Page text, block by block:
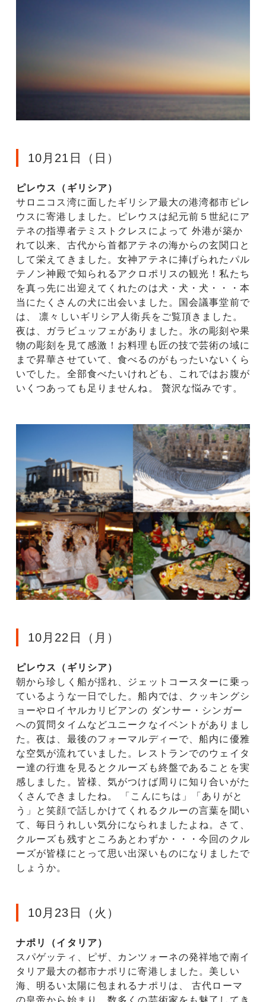
10月21日（日）
ピレウス（ギリシア）
サロニコス湾に面したギリシア最大の港湾都市ピレ
ウスに寄港しました。ピレウスは紀元前５世紀にア
テネの指導者テミストクレスによって 外港が築か
れて以来、古代から首都アテネの海からの玄関口と
して栄えてきました。女神アテネに捧げられたパル
テノン神殿で知られるアクロポリスの観光！私たち
を真っ先に出迎えてくれたのは犬・犬・犬・・・本
当にたくさんの犬に出会いました。国会議事堂前で
は、 凛々しいギリシア人衛兵をご覧頂きました。
夜は、ガラビュッフェがありました。氷の彫刻や果
物の彫刻を見て感激！お料理も匠の技で芸術の域に
まで昇華させていて、食べるのがもったいないくら
いでした。全部食べたいけれども、これではお腹が
いくつあっても足りませんね。 贅沢な悩みです。
10月22日（月）
ピレウス（ギリシア）
朝から珍しく船が揺れ、ジェットコースターに乗っ
ているような一日でした。船内では、クッキングシ
ョーやロイヤルカリビアンの ダンサー・シンガー
への質問タイムなどユニークなイベントがありまし
た。夜は、最後のフォーマルディーで、船内に優雅
な空気が流れていました。レストランでのウェイタ
ー達の行進を見るとクルーズも終盤であることを実
感しました。皆様、気がつけば周りに知り合いがた
くさんできましたね。 「こんにちは」「ありがと
う」と笑顔で話しかけてくれるクルーの言葉を聞い
て、毎日うれしい気分になられましたよね。さて、
クルーズも残すところあとわずか・・・今回のクル
ーズが皆様にとって思い出深いものになりましたで
しょうか。
10月23日（火）
ナポリ（イタリア）
スパゲッティ、ピザ、カンツォーネの発祥地で南イ
タリア最大の都市ナポリに寄港しました。美しい
海、明るい太陽に包まれるナポリは、 古代ローマ